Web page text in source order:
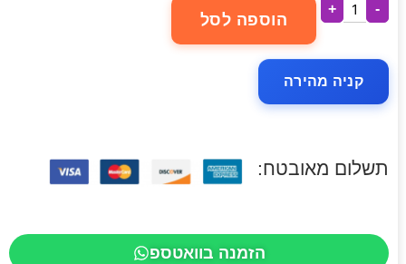
-
+
הוספה לסל
קניה מהירה
תשלום מאובטח:
הזמנה בוואטספ